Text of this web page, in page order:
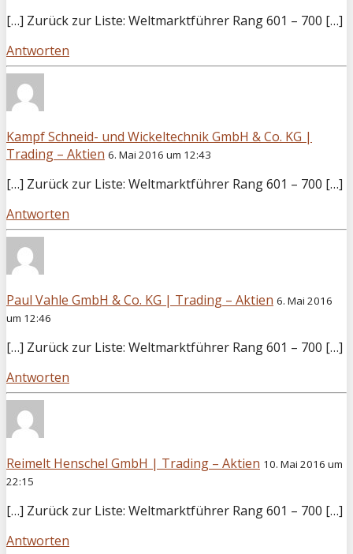
[…] Zurück zur Liste: Weltmarktführer Rang 601 – 700 […]
Antworten
Kampf Schneid- und Wickeltechnik GmbH & Co. KG |
Trading – Aktien 6. Mai 2016 um 12:43
[…] Zurück zur Liste: Weltmarktführer Rang 601 – 700 […]
Antworten
Paul Vahle GmbH & Co. KG | Trading – Aktien 6. Mai 2016
um 12:46
[…] Zurück zur Liste: Weltmarktführer Rang 601 – 700 […]
Antworten
Reimelt Henschel GmbH | Trading – Aktien 10. Mai 2016 um
22:15
[…] Zurück zur Liste: Weltmarktführer Rang 601 – 700 […]
Antworten